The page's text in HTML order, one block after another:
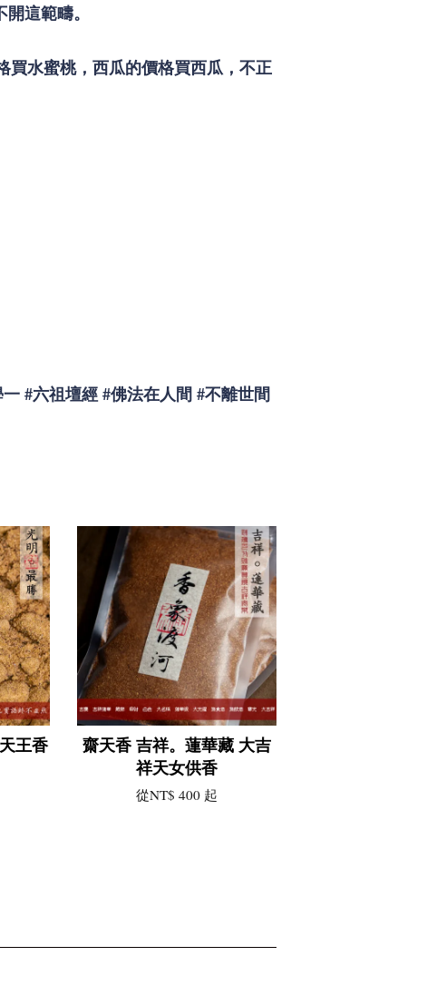
這範疇。
買水蜜桃，西瓜的價格買西瓜，不正
#六祖壇經 #佛法在人間 #不離世間
王香
齋天香 吉祥。蓮華藏 大吉
祥天女供香
從NT$ 400 起